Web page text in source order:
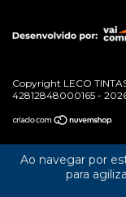
Ao navegar por
para
Copyright LECO
42812848000165 -